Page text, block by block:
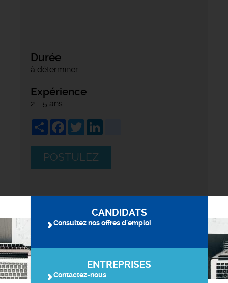
Durée
à déterminer
Expérience
2 - 5 ans
ShareFacebook
Twitter
POSTULEZ
CANDIDATS
Consultez nos offres d'emploi
ENTREPRISES
Contactez-nous